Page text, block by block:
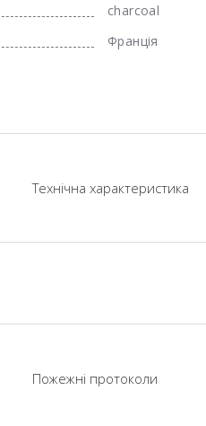
charcoal
Франція
Технічна характеристика
Пожежні протоколи